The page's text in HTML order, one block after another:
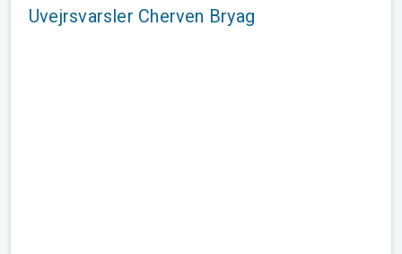
Uvejrsvarsler Cherven Bryag